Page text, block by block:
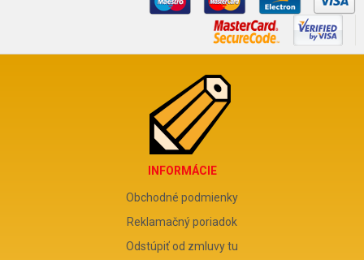
INFORMÁCIE
Obchodné podmienky
Reklamačný poriadok
Odstúpiť od zmluvy tu